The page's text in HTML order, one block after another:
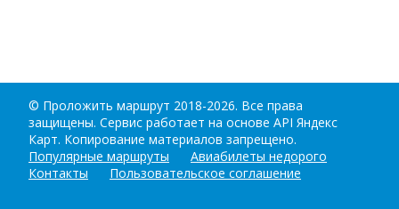
© Проложить маршрут 2018-2026. Все права
защищены. Сервис работает на основе API Яндекс
Карт. Копирование материалов запрещено.
Популярные маршруты
Авиабилеты недорого
Контакты
Пользовательское соглашение